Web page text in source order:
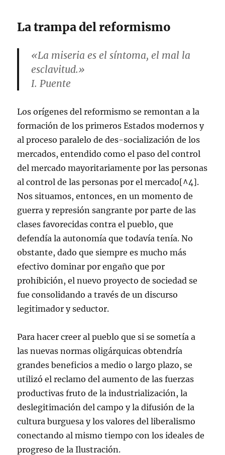
La trampa del reformismo
«La miseria es el síntoma, el mal la
esclavitud.»
I. Puente
Los orígenes del reformismo se remontan a la
formación de los primeros Estados modernos y
al proceso paralelo de des-socialización de los
mercados, entendido como el paso del control
del mercado mayoritariamente por las personas
al control de las personas por el mercado[^4].
Nos situamos, entonces, en un momento de
guerra y represión sangrante por parte de las
clases favorecidas contra el pueblo, que
defendía la autonomía que todavía tenía. No
obstante, dado que siempre es mucho más
efectivo dominar por engaño que por
prohibición, el nuevo proyecto de sociedad se
fue consolidando a través de un discurso
legitimador y seductor.
Para hacer creer al pueblo que si se sometía a
las nuevas normas oligárquicas obtendría
grandes beneficios a medio o largo plazo, se
utilizó el reclamo del aumento de las fuerzas
productivas fruto de la industrialización, la
deslegitimación del campo y la difusión de la
cultura burguesa y los valores del liberalismo
conectando al mismo tiempo con los ideales de
progreso de la Ilustración.